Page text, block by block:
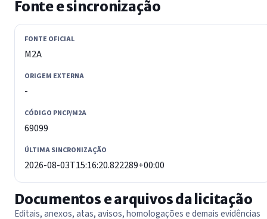
Fonte e sincronização
FONTE OFICIAL
M2A
ORIGEM EXTERNA
-
CÓDIGO PNCP/M2A
69099
ÚLTIMA SINCRONIZAÇÃO
2026-08-03T15:16:20.822289+00:00
Documentos e arquivos da licitação
Editais, anexos, atas, avisos, homologações e demais evidências